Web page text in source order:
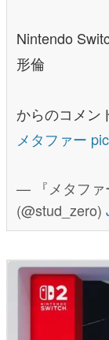
Nintendo
形倫
からのコメン
メタファー
— 『メタファ
(@stud_zero)